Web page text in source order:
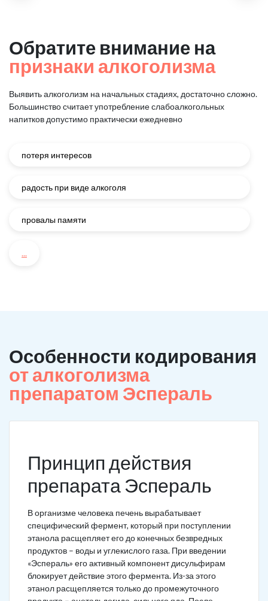
Обратите внимание на
признаки алкоголизма
Выявить алкоголизм на начальных стадиях, достаточно сложно.
Большинство считает употребление слабоалкогольных
напитков допустимо практически ежедневно
потеря интересов
радость при виде алкоголя
провалы памяти
...
Особенности кодирования
от алкоголизма
препаратом Эспераль
Принцип действия
препарата Эспераль
В организме человека печень вырабатывает
специфический фермент, который при поступлении
этанола расщепляет его до конечных безвредных
продуктов – воды и углекислого газа. При введении
«Эспераль» его активный компонент дисульфирам
блокирует действие этого фермента. Из-за этого
этанол расщепляется только до промежуточного